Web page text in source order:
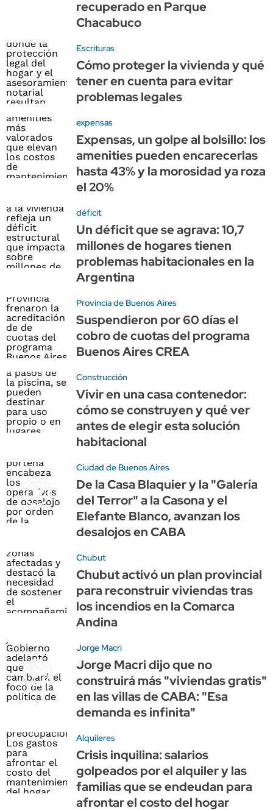
recuperado en Parque
Chacabuco
Escrituras
Cómo proteger la vivienda y qué
tener en cuenta para evitar
problemas legales
expensas
Expensas, un golpe al bolsillo: los
amenities pueden encarecerlas
hasta 43% y la morosidad ya roza
el 20%
déficit
Un déficit que se agrava: 10,7
millones de hogares tienen
problemas habitacionales en la
Argentina
Provincia de Buenos Aires
Suspendieron por 60 días el
cobro de cuotas del programa
Buenos Aires CREA
Construcción
Vivir en una casa contenedor:
cómo se construyen y qué ver
antes de elegir esta solución
habitacional
Ciudad de Buenos Aires
De la Casa Blaquier y la "Galería
del Terror" a la Casona y el
Elefante Blanco, avanzan los
desalojos en CABA
Chubut
Chubut activó un plan provincial
para reconstruir viviendas tras
los incendios en la Comarca
Andina
Jorge Macri
Jorge Macri dijo que no
construirá más "viviendas gratis"
en las villas de CABA: "Esa
demanda es infinita"
Alquileres
Crisis inquilina: salarios
golpeados por el alquiler y las
familias que se endeudan para
afrontar el costo del hogar